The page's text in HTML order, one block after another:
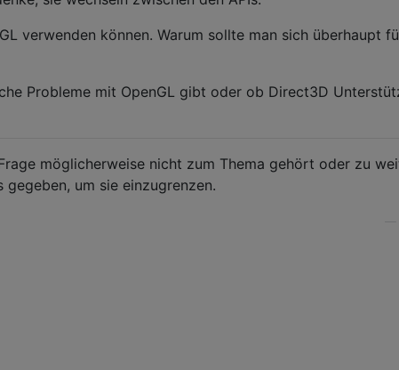
verwenden können. Warum sollte man sich überhaupt
Probleme mit OpenGL gibt oder ob Direct3D
möglicherweise nicht zum Thema gehört oder zu
um sie einzugrenzen.